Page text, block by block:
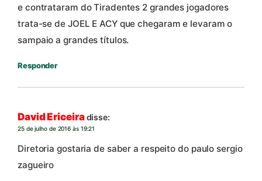
e contrataram do Tiradentes 2 grandes jogadores
trata-se de JOEL E ACY que chegaram e levaram o
sampaio a grandes títulos.
Responder
David Ericeiradisse:
25 de julho de 2016 às 19:21
Diretoria gostaria de saber a respeito do paulo sergio
zagueiro